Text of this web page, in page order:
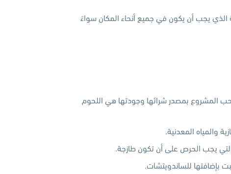
الذي يجب أن يكون في جميع أنحاء المكان سواءً
المشروع بمصدر شرائها وجودتها هي اللحوم
والمياه المعدنية.
يجب الحرص على أن تكون طازجة.
بإضافتها للساندويتشات.